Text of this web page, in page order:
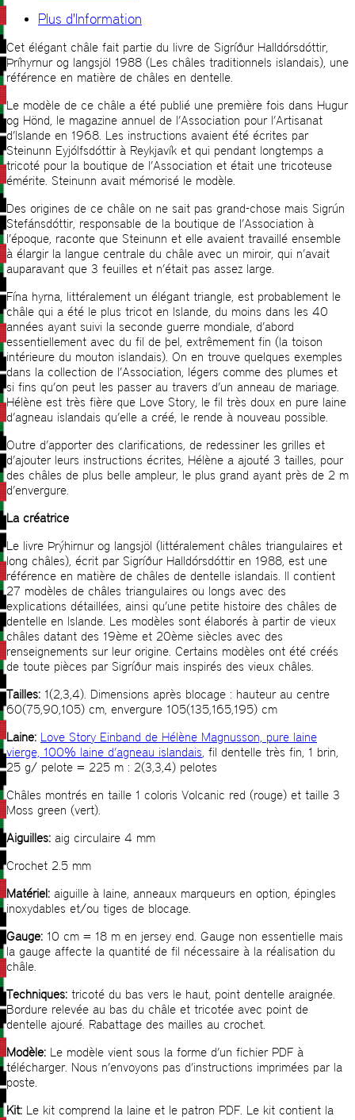
Plus d'Information
Cet élégant châle fait partie du livre de Sigríður Halldórsdóttir,
Þríhyrnur og langsjöl 1988 (Les châles traditionnels islandais), une
référence en matière de châles en dentelle.
Le modèle de ce châle a été publié une première fois dans Hugur
og Hönd, le magazine annuel de l’Association pour l’Artisanat
d’Islande en 1968. Les instructions avaient été écrites par
Steinunn Eyjólfsdóttir à Reykjavík et qui pendant longtemps a
tricoté pour la boutique de l’Association et était une tricoteuse
émérite. Steinunn avait mémorisé le modèle.
Des origines de ce châle on ne sait pas grand-chose mais Sigrún
Stefánsdóttir, responsable de la boutique de l’Association à
l’époque, raconte que Steinunn et elle avaient travaillé ensemble
à élargir la langue centrale du châle avec un miroir, qui n’avait
auparavant que 3 feuilles et n’était pas assez large.
Fína hyrna, littéralement un élégant triangle, est probablement le
châle qui a été le plus tricot en Islande, du moins dans les 40
années ayant suivi la seconde guerre mondiale, d’abord
essentiellement avec du fil de þel, extrêmement fin (la toison
intérieure du mouton islandais). On en trouve quelques exemples
dans la collection de l’Association, légers comme des plumes et
si fins qu’on peut les passer au travers d’un anneau de mariage.
Hélène est très fière que Love Story, le fil très doux en pure laine
d’agneau islandais qu’elle a créé, le rende à nouveau possible.
Outre d’apporter des clarifications, de redessiner les grilles et
d’ajouter leurs instructions écrites, Hélène a ajouté 3 tailles, pour
des châles de plus belle ampleur, le plus grand ayant près de 2 m
d’envergure.
La créatrice
Le livre Þrýhirnur og langsjöl (littéralement châles triangulaires et
long châles), écrit par Sigríður Halldórsdóttir en 1988, est une
référence en matière de châles de dentelle islandais. Il contient
27 modèles de châles triangulaires ou longs avec des
explications détaillées, ainsi qu’une petite histoire des châles de
dentelle en Islande. Les modèles sont élaborés à partir de vieux
châles datant des 19ème et 20ème siècles avec des
renseignements sur leur origine. Certains modèles ont été créés
de toute pièces par Sigríður mais inspirés des vieux châles.
Tailles: 1(2,3,4). Dimensions après blocage : hauteur au centre
60(75,90,105) cm, envergure 105(135,165,195) cm
Laine: Love Story Einband de Hélène Magnusson, pure laine
vierge, 100% laine d’agneau islandais, fil dentelle très fin, 1 brin,
25 g/ pelote = 225 m : 2(3,3,4) pelotes
Châles montrés en taille 1 coloris Volcanic red (rouge) et taille 3
Moss green (vert).
Aiguilles: aig circulaire 4 mm
Crochet 2.5 mm
Matériel: aiguille à laine, anneaux marqueurs en option, épingles
inoxydables et/ou tiges de blocage.
Gauge: 10 cm = 18 m en jersey end. Gauge non essentielle mais
la gauge affecte la quantité de fil nécessaire à la réalisation du
châle.
Techniques: tricoté du bas vers le haut, point dentelle araignée.
Bordure relevée au bas du châle et tricotée avec point de
dentelle ajouré. Rabattage des mailles au crochet.
Modèle: Le modèle vient sous la forme d’un fichier PDF à
télécharger. Nous n’envoyons pas d’instructions imprimées par la
poste.
Kit: Le kit comprend la laine et le patron PDF. Le kit contient la